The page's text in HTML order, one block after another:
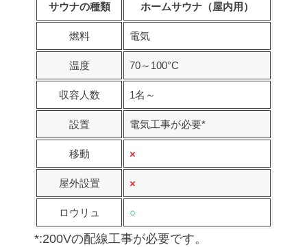
サウナの種類 ホームサウナ（屋内用）
燃料 電気
温度 70～100°C
収容人数 1名～
設置 電気工事が必要*
移動 ×
屋外設置 ×
ロウリュ ○
*:200Vの配線工事が必要です。